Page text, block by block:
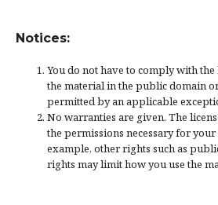
Notices:
You do not have to comply with
the material in the public domain
permitted by an applicable
No warranties are given. The
the permissions necessary for your
example, other rights such as
rights may limit how you use the